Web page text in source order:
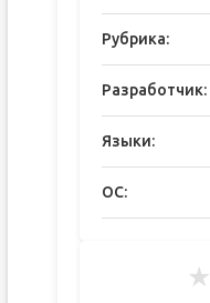
Рубрика:
Разработчик:
Языки:
ОС:
★